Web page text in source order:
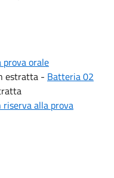
prova orale
estratta - Batteria 02
riserva alla prova